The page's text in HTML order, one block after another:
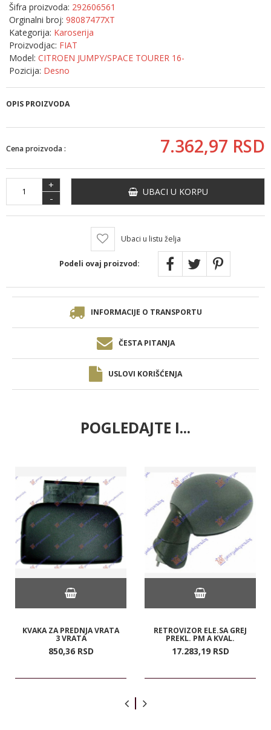
Šifra proizvoda: 292606561
Orginalni broj: 98087477XT
Kategorija: Karoserija
Proizvodjac: FIAT
Model: CITROEN JUMPY/SPACE TOURER 16-
Pozicija: Desno
OPIS PROIZVODA
Cena proizvoda : 7.362,97 RSD
+
-
UBACI U KORPU
Ubaci u listu želja
Podeli ovaj proizvod:
INFORMACIJE O TRANSPORTU
ČESTA PITANJA
USLOVI KORIŠĆENJA
POGLEDAJTE I...
KVAKA ZA PREDNJA VRATA
3 VRATA
850,36 RSD
RETROVIZOR ELE.SA GREJ
PREKL. PM A KVAL.
17.283,19 RSD